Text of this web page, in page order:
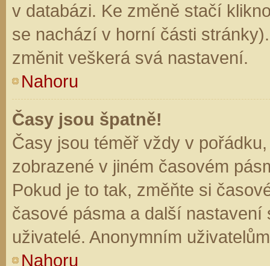
v databázi. Ke změně stačí
se nachází v horní části
změnit veškerá svá nastavení.
Nahoru
Časy jsou špatně!
Časy jsou téměř vždy v
zobrazené v jiném časovém
Pokud je to tak, změňte si
časové pásma a další
uživatelé. Anonymním
Nahoru